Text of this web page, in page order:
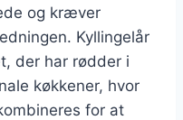
og kræver
Kyllingelår
der har rødder i
køkkener, hvor
for at